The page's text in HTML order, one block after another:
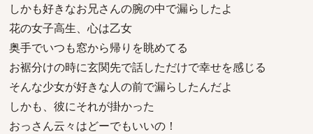
しかも好きなお兄さんの腕の中で漏らしたよ
花の女子高生、心は乙女
奥手でいつも窓から帰りを眺めてる
お裾分けの時に玄関先で話しただけで幸せを感じる
そんな少女が好きな人の前で漏らしたんだよ
しかも、彼にそれが掛かった
おっさん云々はどーでもいいの！